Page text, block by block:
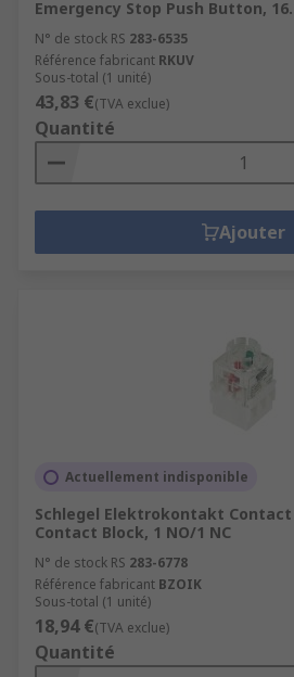
Emergency Stop Push Button,
N° de stock RS 283-6535
Référence fabricant RKUV
Sous-total (1 unité)
43,83 €(TVA exclue)
Quantité
Ajouter
Actuellement indisponible
Schlegel Elektrokontakt Contact
Contact Block, 1 NO/1 NC
N° de stock RS 283-6778
Référence fabricant BZOIK
Sous-total (1 unité)
18,94 €(TVA exclue)
Quantité